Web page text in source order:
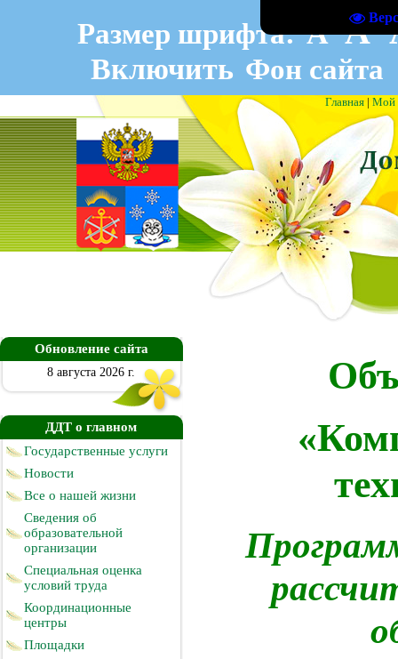
Размер шрифта:A A
Включить Фон сайта
Главная | Мой
Обновление сайта
8 августа 2026 г.
ДДТ о главном
Государственные услуги
Новости
Все о нашей жизни
Сведения об
образовательной
организации
Специальная оценка
условий труда
Координационные
центры
Площадки